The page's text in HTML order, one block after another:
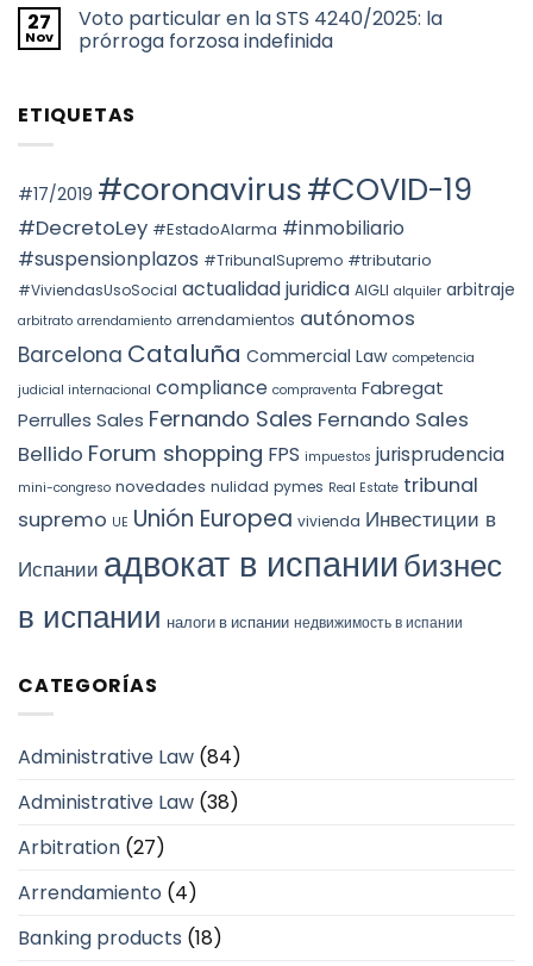
de
uso
turístico
en
2026
TAX
YEAR:
EVALUATION
THE
SUBSTANCE
OVER
UNDER
DOCTRINE,
comentarios
en
НАЛОГООБЛОЖЕНИЕ
СОБСТВЕННОСТИ
НА
КАТАЛОНИИ
(ITP)
27
Nov
Voto particular en la STS 4240/2025: la
prórroga forzosa indefinida
en
Voto
STS
4240/2025:
prórroga
forzosa
indefinida
ETIQUETAS
#17/2019 #coronavirus#COVID-19
#DecretoLey #EstadoAlarma #inmobiliario
#suspensionplazos #TribunalSupremo #tributario
#ViviendasUsoSocial actualidad juridica AIGLI alquiler arbitraje
arbitrato arrendamiento arrendamientos autónomos
Barcelona Cataluña Commercial Law competencia
judicial internacional compliance compraventa Fabregat
Perrulles Sales Fernando Sales Fernando Sales
Bellido Forum shopping FPS impuestos jurisprudencia
mini-congreso novedades nulidad pymes Real Estate tribunal
supremo UE Unión Europea vivienda Инвестиции в
Испании адвокат в испаниибизнес
в испании налоги в испании недвижимость в испании
CATEGORÍAS
Administrative Law (84)
Administrative Law (38)
Arbitration (27)
Arrendamiento (4)
Banking products (18)